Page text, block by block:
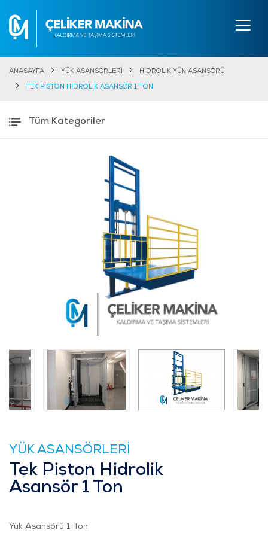
ANASAYFA YÜK ASANSÖRLERİ HİDROLİK YÜK ASANSÖRÜ
TEK PİSTON HİDROLİK ASANSÖR 1 TON
Tüm Kategoriler
YÜK ASANSÖRLERİ
Tek Piston Hidrolik
Asansör 1 Ton
Yük Asansörü 1 Ton